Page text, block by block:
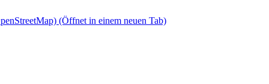
(Öffnet in einem neuen Tab)